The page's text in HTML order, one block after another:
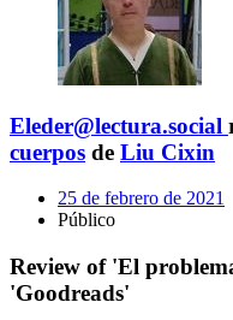
Eleder@lectura.social
cuerpos de Liu Cixin
25 de febrero de 2021
Público
Review of 'El
'Goodreads'